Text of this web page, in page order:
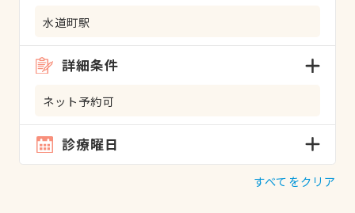
水道町駅
詳細条件
ネット予約可
診療曜日
すべてをクリア